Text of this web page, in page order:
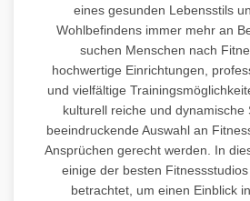
eines gesunden Lebensstils
Wohlbefindens immer mehr an
suchen Menschen nach
hochwertige Einrichtungen,
und vielfältige
kulturell reiche und dynamische
beeindruckende Auswahl an
Ansprüchen gerecht werden. In
einige der besten
betrachtet, um einen Einblick